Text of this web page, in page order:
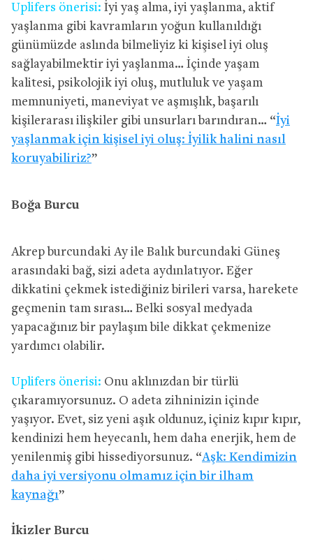
Uplifers önerisi: İyi yaş alma, iyi yaşlanma, aktif
yaşlanma gibi kavramların yoğun kullanıldığı
günümüzde aslında bilmeliyiz ki kişisel iyi oluş
sağlayabilmektir iyi yaşlanma… İçinde yaşam
kalitesi, psikolojik iyi oluş, mutluluk ve yaşam
memnuniyeti, maneviyat ve aşmışlık, başarılı
kişilerarası ilişkiler gibi unsurları barındıran… “İyi
yaşlanmak için kişisel iyi oluş: İyilik halini nasıl
koruyabiliriz?”
Boğa Burcu
Akrep burcundaki Ay ile Balık burcundaki Güneş
arasındaki bağ, sizi adeta aydınlatıyor. Eğer
dikkatini çekmek istediğiniz birileri varsa, harekete
geçmenin tam sırası… Belki sosyal medyada
yapacağınız bir paylaşım bile dikkat çekmenize
yardımcı olabilir.
Uplifers önerisi: Onu aklınızdan bir türlü
çıkaramıyorsunuz. O adeta zihninizin içinde
yaşıyor. Evet, siz yeni aşık oldunuz, içiniz kıpır kıpır,
kendinizi hem heyecanlı, hem daha enerjik, hem de
yenilenmiş gibi hissediyorsunuz. “Aşk: Kendimizin
daha iyi versiyonu olmamız için bir ilham
kaynağı”
İkizler Burcu